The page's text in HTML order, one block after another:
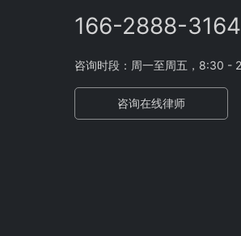
166-2888-3164
咨询时段：周一至周五，8:30 -
咨询在线律师